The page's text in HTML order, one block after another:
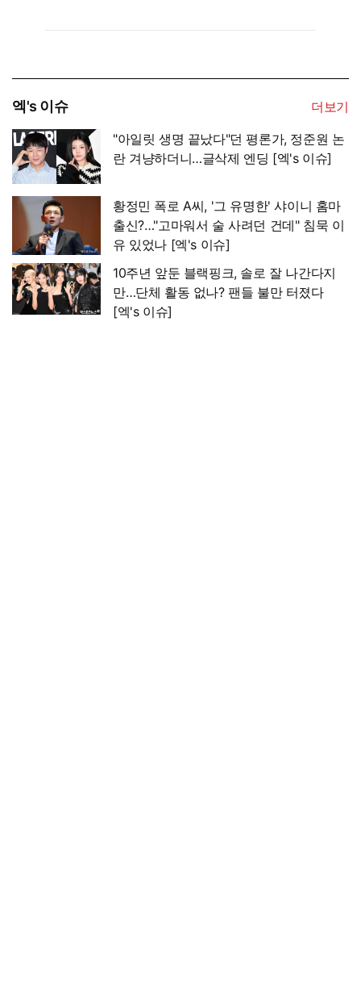
엑's 이슈
더보기
"아일릿 생명 끝났다"던 평론가, 정준원 논
란 겨냥하더니…글삭제 엔딩 [엑's 이슈]
황정민 폭로 A씨, '그 유명한' 샤이니 홈마
출신?…"고마워서 술 사려던 건데" 침묵 이
유 있었나 [엑's 이슈]
10주년 앞둔 블랙핑크, 솔로 잘 나간다지
만…단체 활동 없나? 팬들 불만 터졌다
[엑's 이슈]